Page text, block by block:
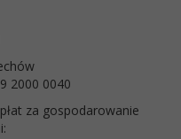
2000 0040
za gospodarowanie